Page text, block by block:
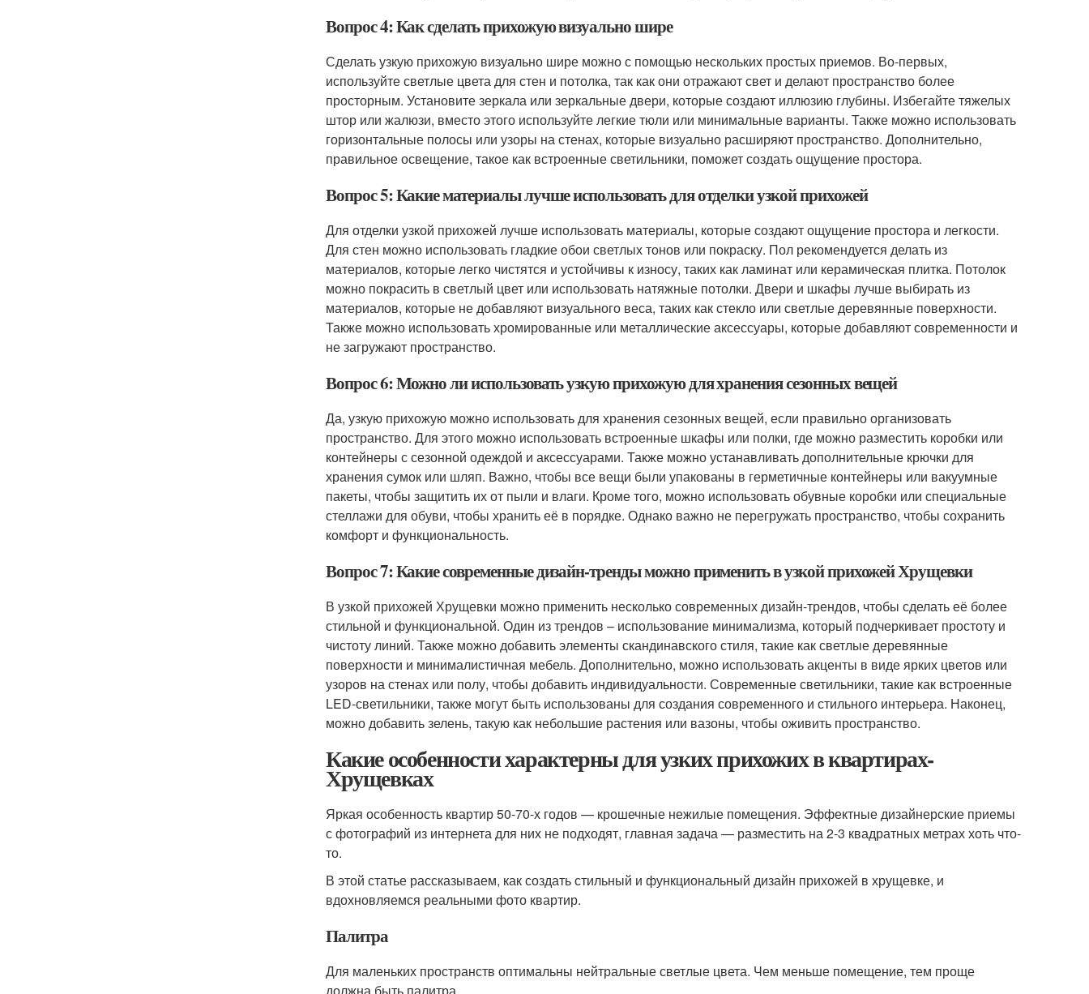
Вопрос 4: Как сделать прихожую визуально шире
Сделать узкую прихожую визуально шире можно с помощью нескольких простых приемов. Во-первых,
используйте светлые цвета для стен и потолка, так как они отражают свет и делают пространство более
просторным. Установите зеркала или зеркальные двери, которые создают иллюзию глубины. Избегайте тяжелых
штор или жалюзи, вместо этого используйте легкие тюли или минимальные варианты. Также можно использовать
горизонтальные полосы или узоры на стенах, которые визуально расширяют пространство. Дополнительно,
правильное освещение, такое как встроенные светильники, поможет создать ощущение простора.
Вопрос 5: Какие материалы лучше использовать для отделки узкой прихожей
Для отделки узкой прихожей лучше использовать материалы, которые создают ощущение простора и легкости.
Для стен можно использовать гладкие обои светлых тонов или покраску. Пол рекомендуется делать из
материалов, которые легко чистятся и устойчивы к износу, таких как ламинат или керамическая плитка. Потолок
можно покрасить в светлый цвет или использовать натяжные потолки. Двери и шкафы лучше выбирать из
материалов, которые не добавляют визуального веса, таких как стекло или светлые деревянные поверхности.
Также можно использовать хромированные или металлические аксессуары, которые добавляют современности и
не загружают пространство.
Вопрос 6: Можно ли использовать узкую прихожую для хранения сезонных вещей
Да, узкую прихожую можно использовать для хранения сезонных вещей, если правильно организовать
пространство. Для этого можно использовать встроенные шкафы или полки, где можно разместить коробки или
контейнеры с сезонной одеждой и аксессуарами. Также можно устанавливать дополнительные крючки для
хранения сумок или шляп. Важно, чтобы все вещи были упакованы в герметичные контейнеры или вакуумные
пакеты, чтобы защитить их от пыли и влаги. Кроме того, можно использовать обувные коробки или специальные
стеллажи для обуви, чтобы хранить её в порядке. Однако важно не перегружать пространство, чтобы сохранить
комфорт и функциональность.
Вопрос 7: Какие современные дизайн-тренды можно применить в узкой прихожей Хрущевки
В узкой прихожей Хрущевки можно применить несколько современных дизайн-трендов, чтобы сделать её более
стильной и функциональной. Один из трендов – использование минимализма, который подчеркивает простоту и
чистоту линий. Также можно добавить элементы скандинавского стиля, такие как светлые деревянные
поверхности и минималистичная мебель. Дополнительно, можно использовать акценты в виде ярких цветов или
узоров на стенах или полу, чтобы добавить индивидуальности. Современные светильники, такие как встроенные
LED-светильники, также могут быть использованы для создания современного и стильного интерьера. Наконец,
можно добавить зелень, такую как небольшие растения или вазоны, чтобы оживить пространство.
Какие особенности характерны для узких прихожих в квартирах-
Хрущевках
Яркая особенность квартир 50-70-х годов — крошечные нежилые помещения. Эффектные дизайнерские приемы
с фотографий из интернета для них не подходят, главная задача — разместить на 2-3 квадратных метрах хоть что-
то.
В этой статье рассказываем, как создать стильный и функциональный дизайн прихожей в хрущевке, и
вдохновляемся реальными фото квартир.
Палитра
Для маленьких пространств оптимальны нейтральные светлые цвета. Чем меньше помещение, тем проще